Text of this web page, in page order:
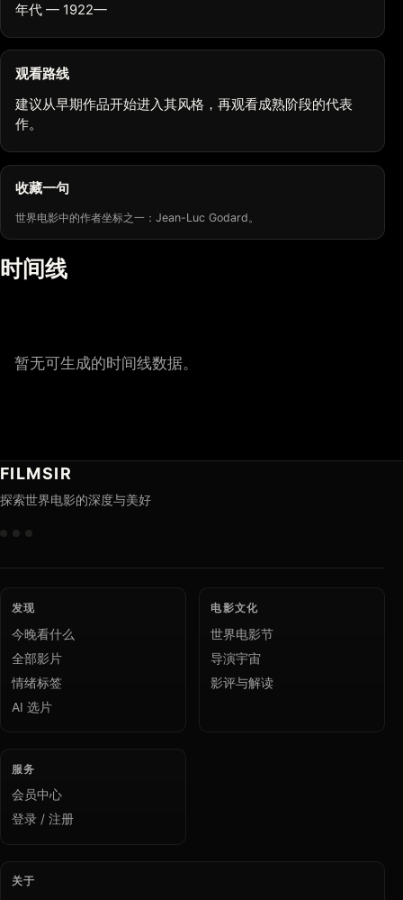
年代 — 1922—
观看路线
建议从早期作品开始进入其风格，再观看成熟阶段的代表
作。
收藏一句
世界电影中的作者坐标之一：Jean-Luc Godard。
时间线
暂无可生成的时间线数据。
FILMSIR
探索世界电影的深度与美好
发现
今晚看什么
全部影片
情绪标签
AI 选片
电影文化
世界电影节
导演宇宙
影评与解读
服务
会员中心
登录 / 注册
关于